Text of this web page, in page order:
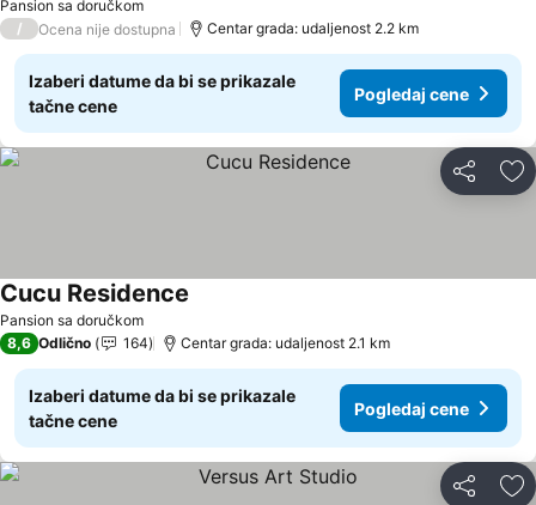
Pansion sa doručkom
/ Ocena nije dostupna Centar grada: udaljenost 2.2 km
Izaberi datume da bi se prikazale
tačne cene
Pogledaj cene
Deli
Pansion sa doručkom
Cucu Residence
8,6 Odlično 164 Centar grada: udaljenost 2.1 km
Izaberi datume da bi se prikazale
tačne cene
Pogledaj cene
Deli